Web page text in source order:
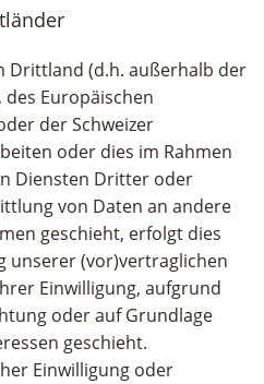
Drittland (d.h. außerhalb der
des Europäischen
der Schweizer
oder dies im Rahmen
Diensten Dritter oder
von Daten an andere
geschieht, erfolgt dies
unserer (vor)vertraglichen
Einwilligung, aufgrund
oder auf Grundlage
geschieht.
Einwilligung oder